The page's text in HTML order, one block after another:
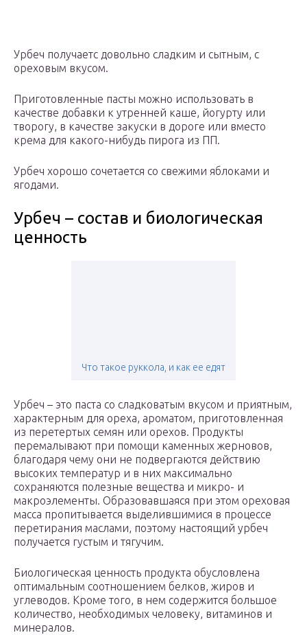
Урбеч получаетс довольно сладким и сытным, с
ореховым вкусом.
Приготовленные пасты можно использовать в
качестве добавки к утренней каше, йогурту или
творогу, в качестве закуски в дороге или вместо
крема для какого-нибудь пирога из ПП.
Урбеч хорошо сочетается со свежими яблоками и
ягодами.
Урбеч – состав и биологическая
ценность
Что такое руккола, и как ее едят
Урбеч – это паста со сладковатым вкусом и приятным,
характерным для ореха, ароматом, приготовленная
из перетертых семян или орехов. Продукты
перемалывают при помощи каменных жерновов,
благодаря чему они не подвергаются действию
высоких температур и в них максимально
сохраняются полезные вещества и микро- и
макроэлементы. Образовавшаяся при этом ореховая
масса пропитывается выделившимися в процессе
перетирания маслами, поэтому настоящий урбеч
получается густым и тягучим.
Биологическая ценность продукта обусловлена
оптимальным соотношением белков, жиров и
углеводов. Кроме того, в нем содержится большое
количество, необходимых человеку, витаминов и
минералов.